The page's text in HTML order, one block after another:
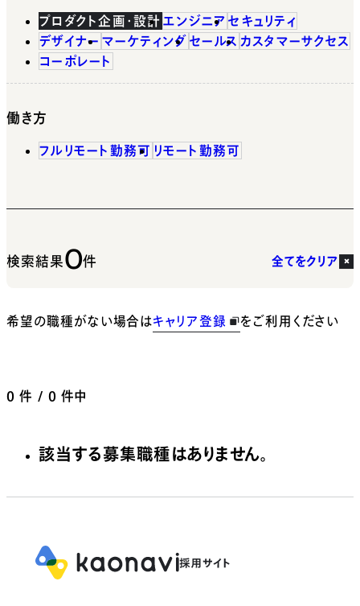
プロダクト企画・設計 エンジニア セキュリティ
デザイナー マーケティング セールス カスタマーサクセス
コーポレート
働き方
フルリモート勤務可 リモート勤務可
検索結果0件 全てをクリア
希望の職種がない場合はキャリア登録 をご利用ください
0 件 / 0 件中
該当する募集職種はありません。